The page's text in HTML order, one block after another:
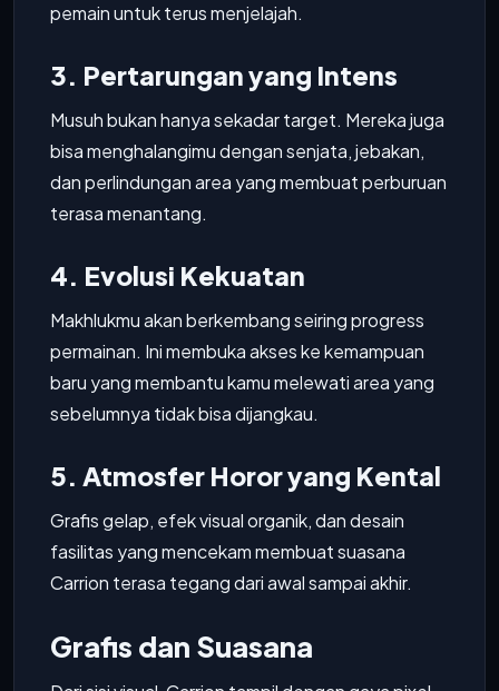
pemain untuk terus menjelajah.
3. Pertarungan yang Intens
Musuh bukan hanya sekadar target. Mereka juga
bisa menghalangimu dengan senjata, jebakan,
dan perlindungan area yang membuat perburuan
terasa menantang.
4. Evolusi Kekuatan
Makhlukmu akan berkembang seiring progress
permainan. Ini membuka akses ke kemampuan
baru yang membantu kamu melewati area yang
sebelumnya tidak bisa dijangkau.
5. Atmosfer Horor yang Kental
Grafis gelap, efek visual organik, dan desain
fasilitas yang mencekam membuat suasana
Carrion terasa tegang dari awal sampai akhir.
Grafis dan Suasana